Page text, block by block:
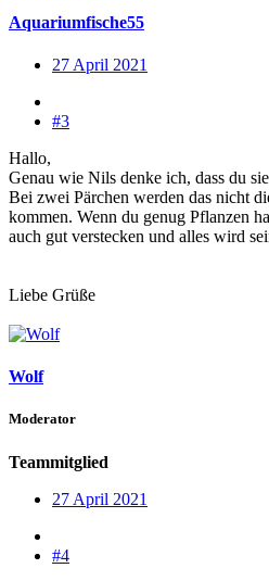
Aquariumfische55
27 April 2021
#3
Hallo,
Genau wie Nils denke ich, dass du
Bei zwei Pärchen werden das nicht
kommen. Wenn du genug Pflanzen
auch gut verstecken und alles wird
Liebe Grüße
Wolf
Moderator
Teammitglied
27 April 2021
#4